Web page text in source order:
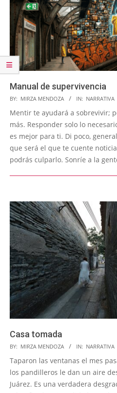
Manual de supervivencia
2026-
07-
06
BY: MIRZA MENDOZA IN: NARRATIVA
Mentir te ayudará a sobrevivir;
más. Responder solo lo
es mejor para ti. Di poco,
que será el que te cuente
podrás culparlo. Sonríe a la
Casa tomada
2025-
06-
11
BY: MIRZA MENDOZA IN: NARRATIVA
Taparon las ventanas el mes
los pandilleros le dan un aire
Juárez. Es una verdadera